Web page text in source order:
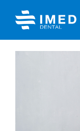
content